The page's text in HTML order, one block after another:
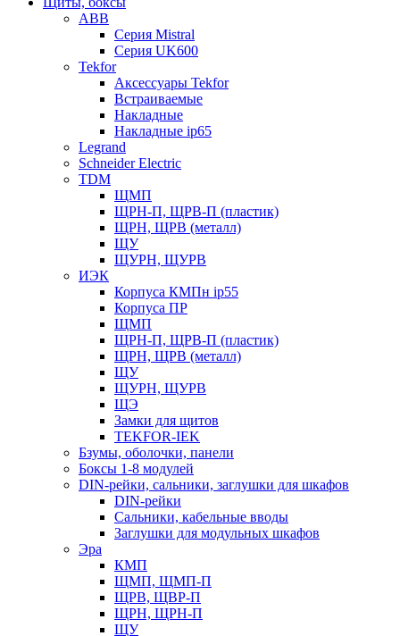
ABB
Серия Mistral
Серия UK600
Tekfor
Аксессуары Tekfor
Встраиваемые
Накладные
Накладные ip65
Legrand
Schneider Electric
TDM
ЩМП
ЩРН-П, ЩРВ-П (пластик)
ЩРН, ЩРВ (металл)
ЩУ
ЩУРН, ЩУРВ
ИЭК
Корпуса КМПн ip55
Корпуса ПР
ЩМП
ЩРН-П, ЩРВ-П (пластик)
ЩРН, ЩРВ (металл)
ЩУ
ЩУРН, ЩУРВ
ЩЭ
Замки для щитов
TEKFOR-IEK
Бзумы, оболочки, панели
Боксы 1-8 модулей
DIN-рейки, сальники, заглушки для шкафов
DIN-рейки
Сальники, кабельные вводы
Заглушки для модульных шкафов
Эра
КМП
ЩМП, ЩМП-П
ЩРВ, ЩВР-П
ЩРН, ЩРН-П
ЩУ